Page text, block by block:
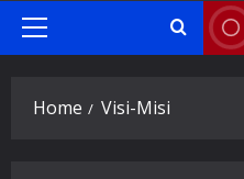
Primary
Home Visi-Misi